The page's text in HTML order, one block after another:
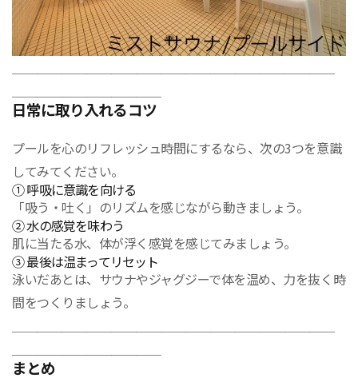
日常に取り入れるコツ
プールを心のリフレッシュ時間にするなら、次の3つを意識
してみてください。
① 呼吸に意識を向ける
「吸う・吐く」のリズムを感じながら動きましょう。
② 水の感覚を味わう
肌に当たる水、体が浮く感覚を感じてみましょう。
③ 最後は温まってリセット
泳いだあとは、サウナやジャグジーで体を温め、力を抜く時
間をつくりましょう。
まとめ